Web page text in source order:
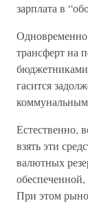
зарплата в
Одновременно
трансферт на
гасится
Естественно,
взять эти
валютных
При этом